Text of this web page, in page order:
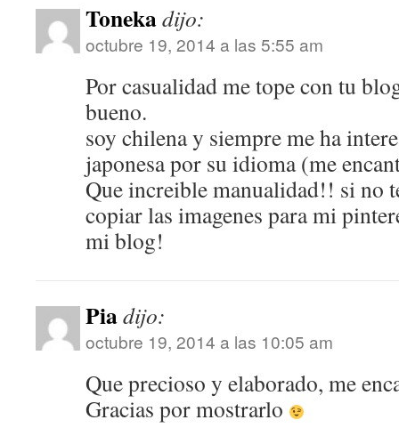
Tonekadijo:
octubre 19, 2014 a las 5:55 am
Por casualidad me tope con tu
bueno.
soy chilena y siempre me ha
japonesa por su idioma (me
Que increible manualidad!! si no
copiar las imagenes para mi
mi blog!
Piadijo:
octubre 19, 2014 a las 10:05 am
Que precioso y elaborado, me
Gracias por mostrarlo